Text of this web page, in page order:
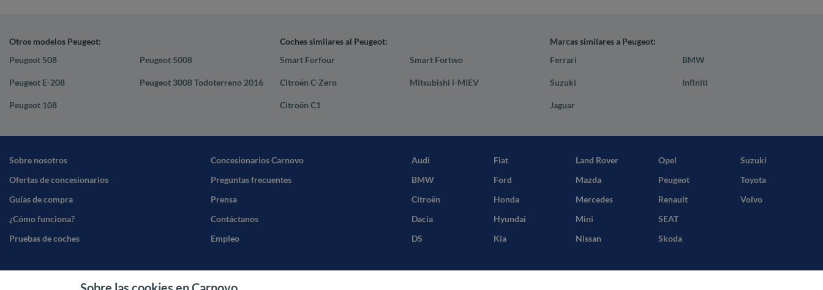
Otros modelos Peugeot:
Peugeot 508
Peugeot 5008
Peugeot E-208 Peugeot 3008 Todoterreno 2016
Peugeot 108
Coches similares al Peugeot:
Smart Forfour
Smart Fortwo
Citroën C-Zero Mitsubishi i-MiEV
Citroën C1
Marcas similares a Peugeot:
Ferrari
BMW
Suzuki Infiniti
Jaguar
Sobre nosotros
Ofertas de concesionarios
Guías de compra
¿Cómo funciona?
Pruebas de coches
Concesionarios Carnovo
Preguntas frecuentes
Prensa
Contáctanos
Empleo
Audi
BMW
Citroën
Dacia
DS
Fiat
Ford
Honda
Hyundai
Kia
Land Rover
Mazda
Mercedes
Mini
Nissan
Opel
Peugeot
Renault
SEAT
Skoda
Suzuki
Toyota
Volvo
Términos y condiciones